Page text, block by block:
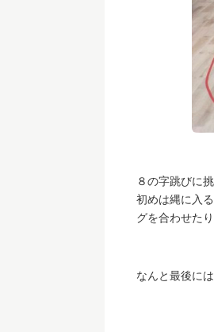
８の字跳びに挑
初めは縄に入
グを合わせた
なんと最後に